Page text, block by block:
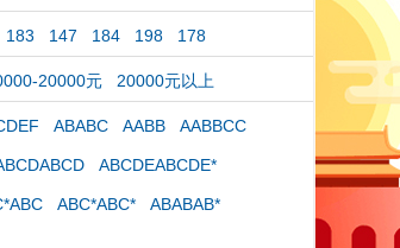
183 147 184 198 178
20000元 20000元以上
ABABC AABB AABBCC
ABCDEABCDE*
ABC*ABC* ABABAB*